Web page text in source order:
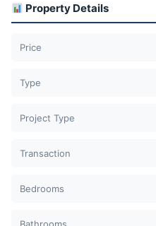
Property Details
Price
Type
Project Type
Transaction
Bedrooms